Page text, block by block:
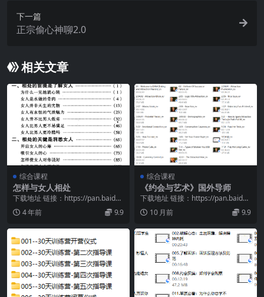
下一篇
正宗偷心神聊2.0
相关文章
综合课程
怎样与女人相处
下载地址 链接：https://pan.baidu.
com/s/1r5s4g0N...
4 年前 9.9
综合课程
《约会与艺术》国外导师
下载地址 链接：https://pan.baidu.
com/s/10989qzS...
10 月前 9.9